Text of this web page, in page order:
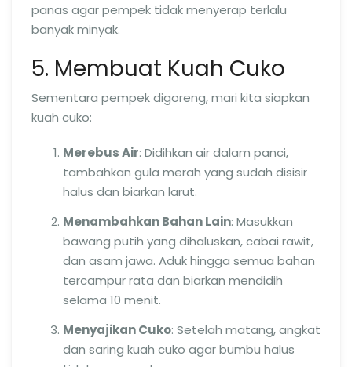
panas agar pempek tidak menyerap terlalu
banyak minyak.
5. Membuat Kuah Cuko
Sementara pempek digoreng, mari kita siapkan
kuah cuko:
Merebus Air: Didihkan air dalam panci,
tambahkan gula merah yang sudah disisir
halus dan biarkan larut.
Menambahkan Bahan Lain: Masukkan
bawang putih yang dihaluskan, cabai rawit,
dan asam jawa. Aduk hingga semua bahan
tercampur rata dan biarkan mendidih
selama 10 menit.
Menyajikan Cuko: Setelah matang, angkat
dan saring kuah cuko agar bumbu halus